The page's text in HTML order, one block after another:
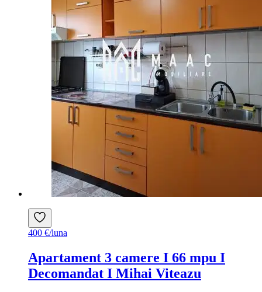
400 €/luna
Apartament 3 camere I 66 mpu I
Decomandat I Mihai Viteazu